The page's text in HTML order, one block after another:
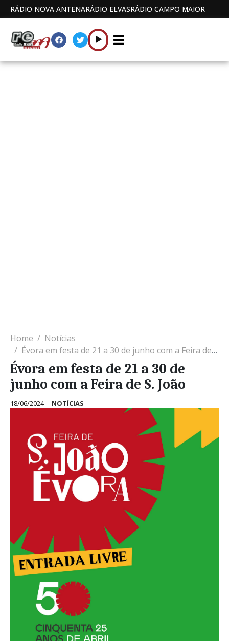
RÁDIO NOVA ANTENARÁDIO ELVASRÁDIO CAMPO MAIOR
Home
Notícias
Évora em festa de 21 a 30 de junho com a Feira de S. João
Évora em festa de 21 a 30 de
junho com a Feira de S. João
18/06/2024 NOTÍCIAS